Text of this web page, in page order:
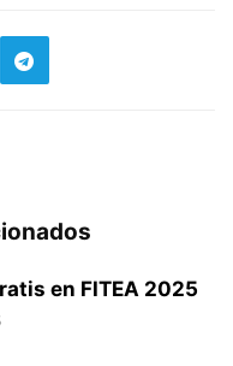
en FITEA 2025